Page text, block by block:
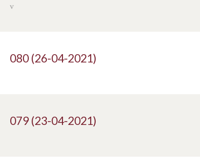
v
080 (26-04-2021)
079 (23-04-2021)